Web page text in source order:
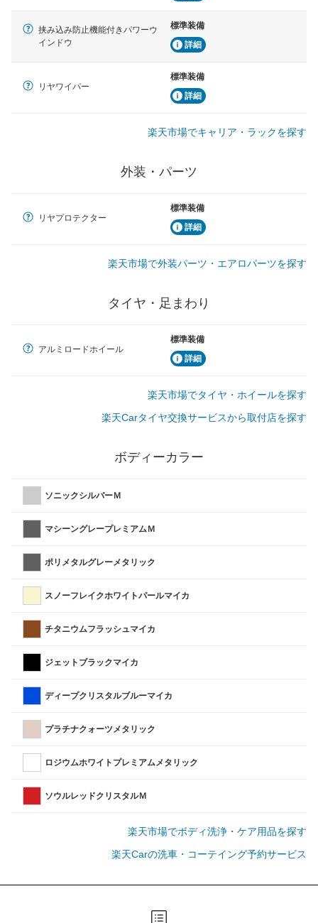
挟み込み防止機能付きパワーウ
インドウ
標準装備
詳細
リヤワイパー
標準装備
詳細
楽天市場でキャリア・ラックを探す
外装・パーツ
リヤプロテクター
標準装備
詳細
楽天市場で外装パーツ・エアロパーツを探す
タイヤ・足まわり
アルミロードホイール
標準装備
詳細
楽天市場でタイヤ・ホイールを探す
楽天Carタイヤ交換サービスから取付店を探す
ボディーカラー
ソニックシルバーＭ
マシーングレープレミアムＭ
ポリメタルグレーメタリック
スノーフレイクホワイトパールマイカ
チタニウムフラッシュマイカ
ジェットブラックマイカ
ディープクリスタルブルーマイカ
プラチナクォーツメタリック
ロジウムホワイトプレミアムメタリック
ソウルレッドクリスタルＭ
楽天市場でボディ洗浄・ケア用品を探す
楽天Carの洗車・コーテイング予約サービス